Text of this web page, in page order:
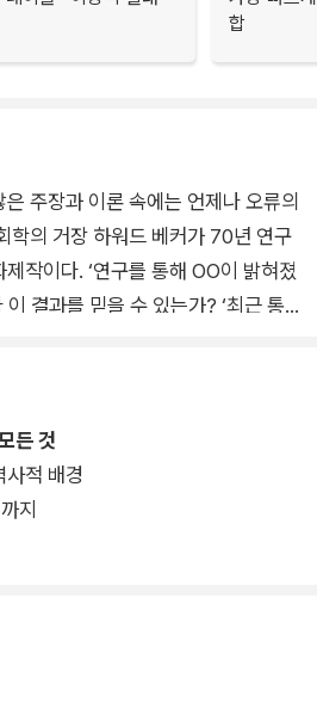
합
주장과 이론 속에는 언제나 오류의
학의 거장 하워드 베커가 70년 연구
작이다. ‘연구를 통해 OO이 밝혀졌
결과를 믿을 수 있는가? ‘최근 통계
계 데이터가 범람하는 시대, 어떤 오
가?
장 하워드 베커가 70년 연구 생활
, 증거, 이론의 순환 구조를 체계적
에서 우리가 증거로 활용하는 각종
든 것
사적 배경
지